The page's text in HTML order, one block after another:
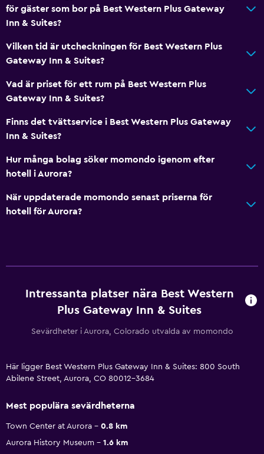
för gäster som bor på Best Western Plus Gateway
Inn & Suites?
Vilken tid är utcheckningen för Best Western Plus
Gateway Inn & Suites?
Vad är priset för ett rum på Best Western Plus
Gateway Inn & Suites?
Finns det tvättservice i Best Western Plus Gateway
Inn & Suites?
Hur många bolag söker momondo igenom efter
hotell i Aurora?
När uppdaterade momondo senast priserna för
hotell för Aurora?
Intressanta platser nära Best Western
Plus Gateway Inn & Suites
Sevärdheter i Aurora, Colorado utvalda av momondo
Här ligger Best Western Plus Gateway Inn & Suites: 800 South
Abilene Street, Aurora, CO 80012-3684
Mest populära sevärdheterna
Town Center at Aurora
0.8 km
Aurora History Museum
1.6 km